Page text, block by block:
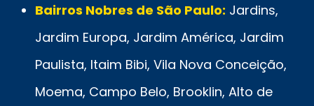
Bairros Nobres de São Paulo: Jardins,
Jardim Europa, Jardim América, Jardim
Paulista, Itaim Bibi, Vila Nova Conceição,
Moema, Campo Belo, Brooklin, Alto de